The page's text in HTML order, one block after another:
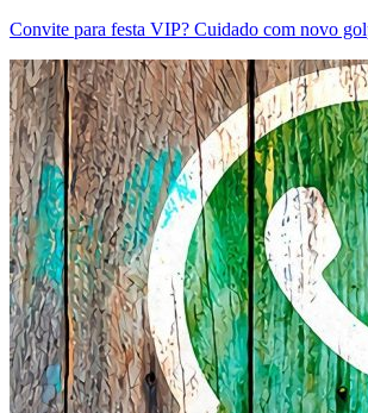
Convite para festa VIP? Cuidado com novo